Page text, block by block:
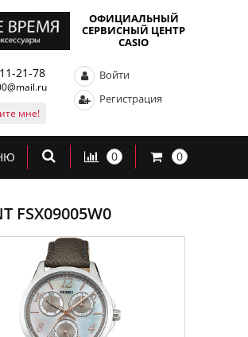
ОФИЦИАЛЬНЫЙ
СЕРВИСНЫЙ ЦЕНТР
CASIO
21-78
мне!
Войти
Регистрация
0 0
FSX09005W0